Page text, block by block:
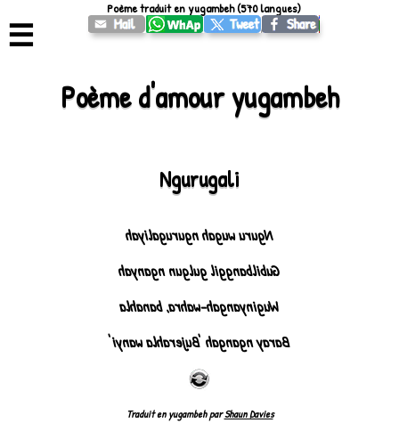
☰
Poème d'amour yugambeh
Ngurugali
Nguru wugah ngurugaliyah
Gubilbanggil gulgun nganyah
Wuginyangah-wahra, banahla
Baray ngangah 'Bujerahla wanyi'
Traduit en yugambeh parShaun Davies
Poème traduit en yugambeh (570 langues)